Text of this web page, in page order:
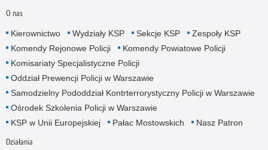
O nas
Kierownictwo Wydziały KSP Sekcje KSP
Zespoły KSP
Komendy Rejonowe Policji
Komendy Powiatowe Policji
Komisariaty Specjalistyczne Policji
Oddział Prewencji Policji w Warszawie
Samodzielny Pododdział Kontrterrorystyczny Policji w Warszawie
Ośrodek Szkolenia Policji w Warszawie
KSP w Unii Europejskiej
Pałac Mostowskich Nasz Patron
Działania